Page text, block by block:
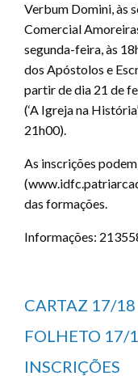
Verbum Domini, às
Comercial
segunda-feira, às
dos Apóstolos e
partir de dia 21 de
(‘A Igreja na
21h00).
As inscrições
das formações.
Informações:
CARTAZ 17/18
FOLHETO 17/
INSCRIÇÕES